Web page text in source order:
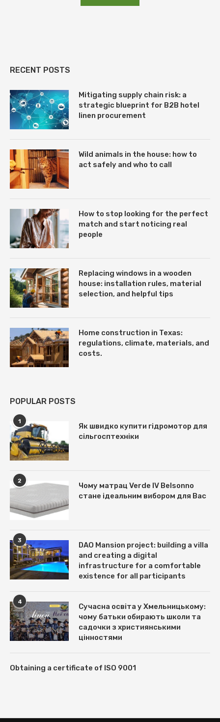
RECENT POSTS
Mitigating supply chain risk: a
strategic blueprint for B2B hotel
linen procurement
Wild animals in the house: how to
act safely and who to call
How to stop looking for the perfect
match and start noticing real
people
Replacing windows in a wooden
house: installation rules, material
selection, and helpful tips
Home construction in Texas:
regulations, climate, materials, and
costs.
POPULAR POSTS
1
Як швидко купити гідромотор для
сільгосптехніки
2
Чому матрац Verde IV Belsonno
стане ідеальним вибором для Вас
3
DAO Mansion project: building a villa
and creating a digital
infrastructure for a comfortable
existence for all participants
4
Сучасна освіта у Хмельницькому:
чому батьки обирають школи та
садочки з християнськими
цінностями
Obtaining a certificate of ISO 9001